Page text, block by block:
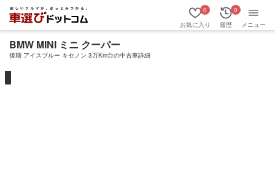
お気に入り
0
履歴
0
メニュー
BMW MINI ミニ クーパー
後期 アイスブルー キセノン 3万Km台の中古車詳細